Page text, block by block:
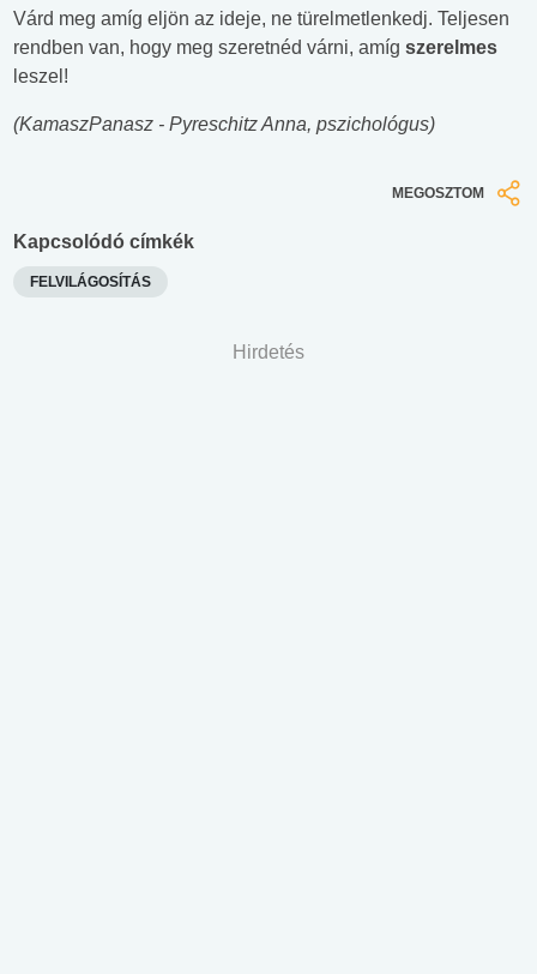
Várd meg amíg eljön az ideje, ne türelmetlenkedj. Teljesen
rendben van, hogy meg szeretnéd várni, amíg szerelmes
leszel!
(KamaszPanasz - Pyreschitz Anna, pszichológus)
MEGOSZTOM
Kapcsolódó címkék
FELVILÁGOSÍTÁS
Hirdetés